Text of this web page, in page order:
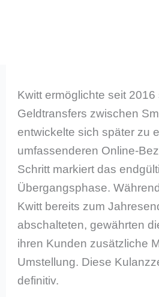
Kwitt ermöglichte seit 2016
Geldtransfers zwischen
entwickelte sich später zu
umfassenderen Online-
Schritt markiert das
Übergangsphase.
Kwitt bereits zum
abschalteten, gewährten
ihren Kunden zusätzliche
Umstellung. Diese
definitiv.